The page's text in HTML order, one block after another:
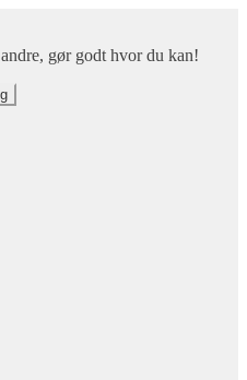
gør godt hvor du kan!